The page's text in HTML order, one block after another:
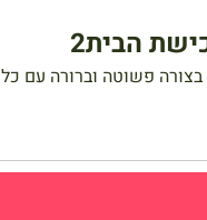
הבית2
בצורה פשוטה וברורה עם כל